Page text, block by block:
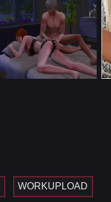
WORKUPLOAD